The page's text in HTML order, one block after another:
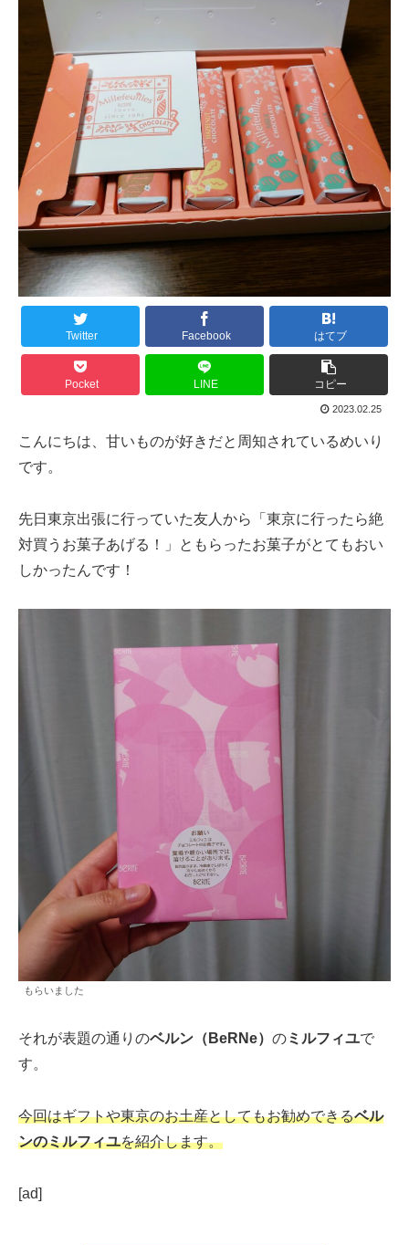
Twitter Facebook はてブ
Pocket LINE コピー
2023.02.25
こんにちは、甘いものが好きだと周知されているめいり
です。
先日東京出張に行っていた友人から「東京に行ったら絶
対買うお菓子あげる！」ともらったお菓子がとてもおい
しかったんです！
もらいました
それが表題の通りのベルン（BeRNe） のミルフィユで
す。
今回はギフトや東京のお土産としてもお勧めできるベル
ンのミルフィユを紹介します。
[ad]